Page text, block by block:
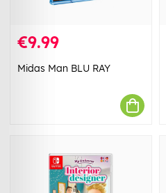
€9.99
Midas Man BLU RAY